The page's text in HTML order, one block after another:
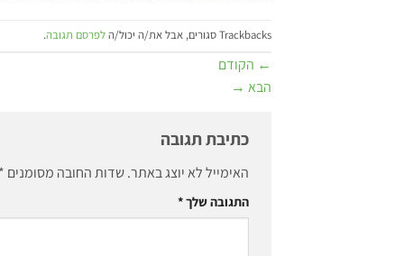
Trackbacks סגורים, אבל את/ה יכול/ה לפרסם תגובה.
← הקודם
הבא →
כתיבת תגובה
האימייל לא יוצג באתר.שדות החובה מסומנים
התגובה שלך*